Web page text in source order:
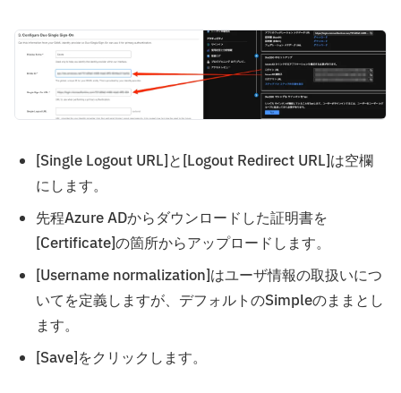
[Single Logout URL]と[Logout Redirect URL]は空欄
にします。
先程Azure ADからダウンロードした証明書を
[Certificate]の箇所からアップロードします。
[Username normalization]はユーザ情報の取扱いにつ
いてを定義しますが、デフォルトのSimpleのままとし
ます。
[Save]をクリックします。